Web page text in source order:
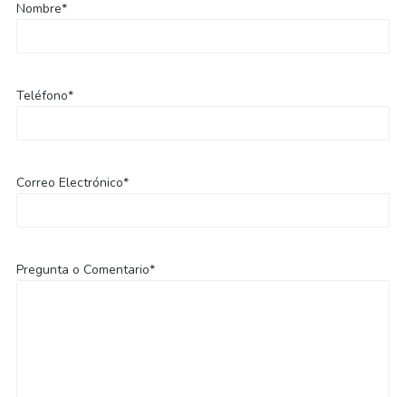
Nombre*
Teléfono*
Correo Electrónico*
Pregunta o Comentario*